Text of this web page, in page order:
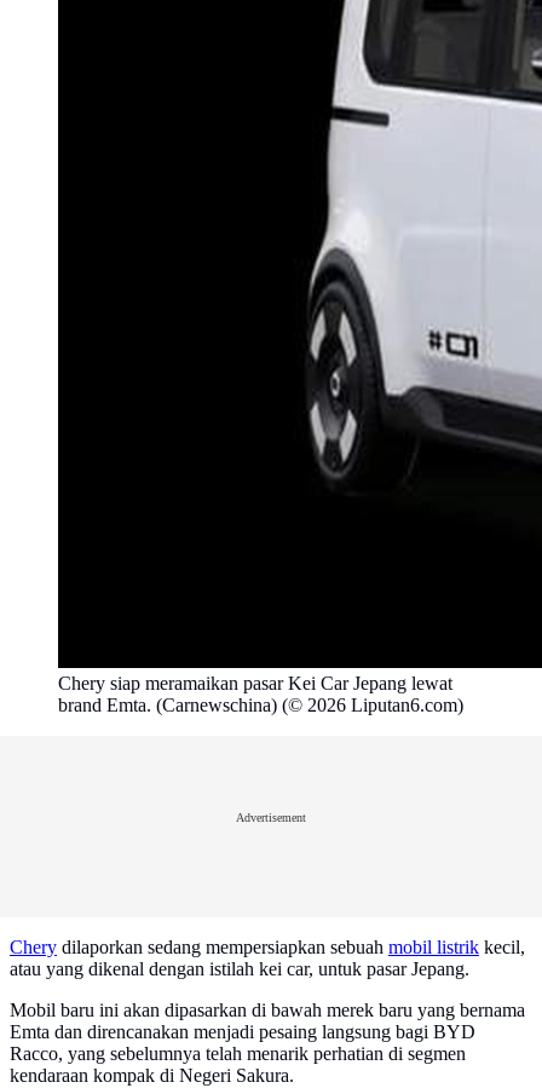
Chery siap meramaikan pasar Kei Car Jepang lewat
brand Emta. (Carnewschina) (© 2026 Liputan6.com)
Advertisement
Chery dilaporkan sedang mempersiapkan sebuah mobil listrik kecil,
atau yang dikenal dengan istilah kei car, untuk pasar Jepang.
Mobil baru ini akan dipasarkan di bawah merek baru yang bernama
Emta dan direncanakan menjadi pesaing langsung bagi BYD
Racco, yang sebelumnya telah menarik perhatian di segmen
kendaraan kompak di Negeri Sakura.